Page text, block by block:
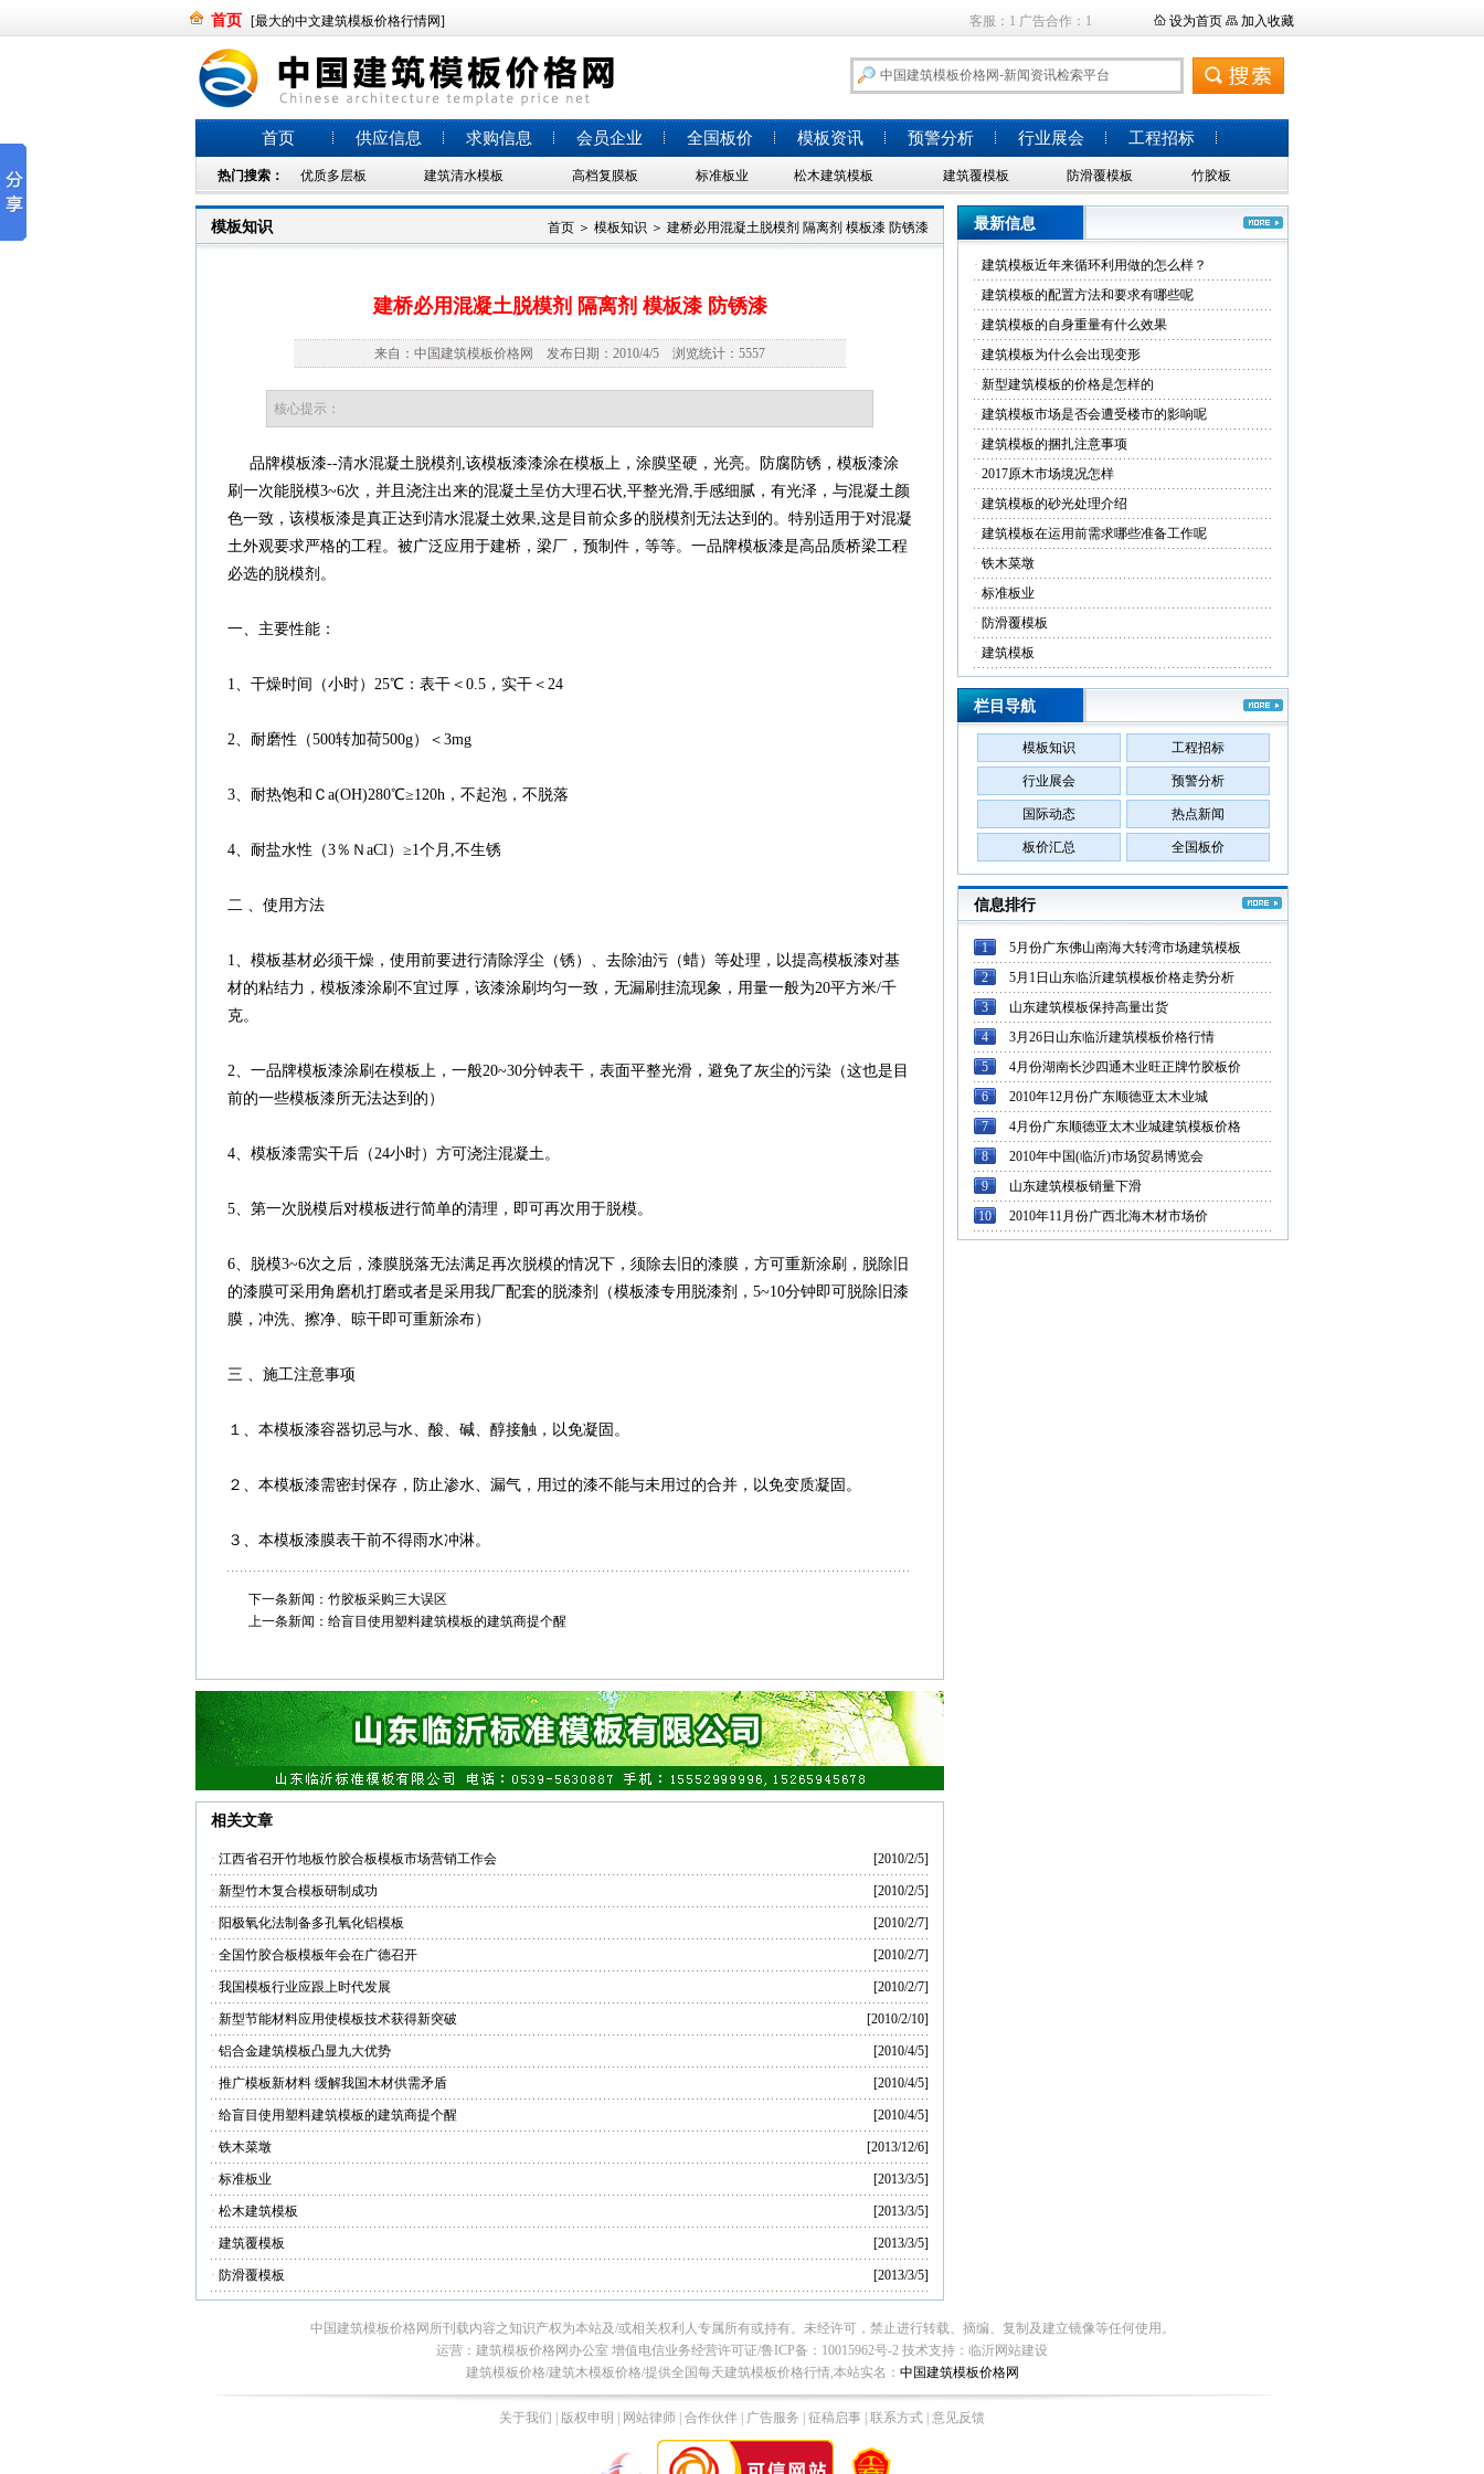
首页 [最大的中文建筑模板价格行情网] 客服：1 广告合作：1 设为首页 加入收藏
首页 供应信息 求购信息 会员企业 全国板价 模板资讯 预警分析 行业展会 工程招标
热门搜索： 优质多层板 建筑清水模板 高档复膜板 标准板业 松木建筑模板 建筑覆模板 防滑覆模板 竹胶板
模板知识 首页 ＞ 模板知识 ＞ 建桥必用混凝土脱模剂 隔离剂 模板漆 防锈漆
建桥必用混凝土脱模剂 隔离剂 模板漆 防锈漆
来自：中国建筑模板价格网 发布日期：2010/4/5 浏览统计：5557
核心提示：
品牌模板漆--清水混凝土脱模剂,该模板漆漆涂在模板上，涂膜坚硬，光亮。防腐防锈，模板漆涂
刷一次能脱模3~6次，并且浇注出来的混凝土呈仿大理石状,平整光滑,手感细腻，有光泽，与混凝土颜
色一致，该模板漆是真正达到清水混凝土效果,这是目前众多的脱模剂无法达到的。特别适用于对混凝
土外观要求严格的工程。被广泛应用于建桥，梁厂，预制件，等等。一品牌模板漆是高品质桥梁工程
必选的脱模剂。
一、主要性能：
1、干燥时间（小时）25℃：表干＜0.5，实干＜24
2、耐磨性（500转加荷500g）＜3mg
3、耐热饱和Ｃa(OH)280℃≥120h，不起泡，不脱落
4、耐盐水性（3％ＮaCl）≥1个月,不生锈
二 、使用方法
1、模板基材必须干燥，使用前要进行清除浮尘（锈）、去除油污（蜡）等处理，以提高模板漆对基
材的粘结力，模板漆涂刷不宜过厚，该漆涂刷均匀一致，无漏刷挂流现象，用量一般为20平方米/千
克。
2、一品牌模板漆涂刷在模板上，一般20~30分钟表干，表面平整光滑，避免了灰尘的污染（这也是目
前的一些模板漆所无法达到的）
4、模板漆需实干后（24小时）方可浇注混凝土。
5、第一次脱模后对模板进行简单的清理，即可再次用于脱模。
6、脱模3~6次之后，漆膜脱落无法满足再次脱模的情况下，须除去旧的漆膜，方可重新涂刷，脱除旧
的漆膜可采用角磨机打磨或者是采用我厂配套的脱漆剂（模板漆专用脱漆剂，5~10分钟即可脱除旧漆
膜，冲洗、擦净、晾干即可重新涂布）
三 、施工注意事项
１、本模板漆容器切忌与水、酸、碱、醇接触，以免凝固。
２、本模板漆需密封保存，防止渗水、漏气，用过的漆不能与未用过的合并，以免变质凝固。
３、本模板漆膜表干前不得雨水冲淋。
下一条新闻： 竹胶板采购三大误区
上一条新闻： 给盲目使用塑料建筑模板的建筑商提个醒
相关文章
· 江西省召开竹地板竹胶合板模板市场营销工作会 [2010/2/5]
· 新型竹木复合模板研制成功 [2010/2/5]
· 阳极氧化法制备多孔氧化铝模板 [2010/2/7]
· 全国竹胶合板模板年会在广德召开 [2010/2/7]
· 我国模板行业应跟上时代发展 [2010/2/7]
· 新型节能材料应用使模板技术获得新突破 [2010/2/10]
· 铝合金建筑模板凸显九大优势 [2010/4/5]
· 推广模板新材料 缓解我国木材供需矛盾 [2010/4/5]
· 给盲目使用塑料建筑模板的建筑商提个醒 [2010/4/5]
· 铁木菜墩 [2013/12/6]
· 标准板业 [2013/3/5]
· 松木建筑模板 [2013/3/5]
· 建筑覆模板 [2013/3/5]
· 防滑覆模板 [2013/3/5]
最新信息
· 建筑模板近年来循环利用做的怎么样？
· 建筑模板的配置方法和要求有哪些呢
· 建筑模板的自身重量有什么效果
· 建筑模板为什么会出现变形
· 新型建筑模板的价格是怎样的
· 建筑模板市场是否会遭受楼市的影响呢
· 建筑模板的捆扎注意事项
· 2017原木市场境况怎样
· 建筑模板的砂光处理介绍
· 建筑模板在运用前需求哪些准备工作呢
· 铁木菜墩
· 标准板业
· 防滑覆模板
· 建筑模板
栏目导航
模板知识 工程招标
行业展会 预警分析
国际动态 热点新闻
板价汇总 全国板价
信息排行
1
5月份广东佛山南海大转湾市场建筑模板
2
5月1日山东临沂建筑模板价格走势分析
3
山东建筑模板保持高量出货
4
3月26日山东临沂建筑模板价格行情
5
4月份湖南长沙四通木业旺正牌竹胶板价
6
2010年12月份广东顺德亚太木业城
7
4月份广东顺德亚太木业城建筑模板价格
8
2010年中国(临沂)市场贸易博览会
9
山东建筑模板销量下滑
10
2010年11月份广西北海木材市场价
中国建筑模板价格网所刊载内容之知识产权为本站及/或相关权利人专属所有或持有。未经许可，禁止进行转载、摘编、复制及建立镜像等任何使用。
运营：建筑模板价格网办公室 增值电信业务经营许可证/鲁ICP备：10015962号-2 技术支持： 临沂网站建设
建筑模板价格/建筑木模板价格/提供全国每天建筑模板价格行情,本站实名： 中国建筑模板价格网
关于我们 | 版权申明 | 网站律师 | 合作伙伴 | 广告服务 | 征稿启事 | 联系方式 | 意见反馈